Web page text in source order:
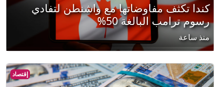
كندا تكثف مفاوضاتها مع واشنطن لتفادي
رسوم ترامب البالغة 50%
منذ ساعة
إقتصاد